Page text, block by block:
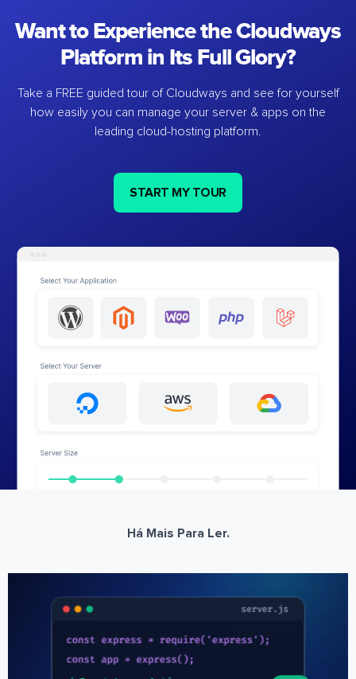
Want to Experience the Cloudways
Platform in Its Full Glory?
Take a FREE guided tour of Cloudways and see for yourself
how easily you can manage your server & apps on the
leading cloud-hosting platform.
START MY TOUR
Há Mais Para Ler.